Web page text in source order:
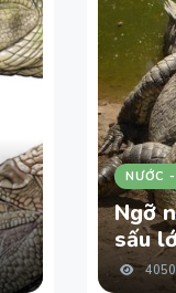
NƯỚC
Ngỡ
sấu
4050